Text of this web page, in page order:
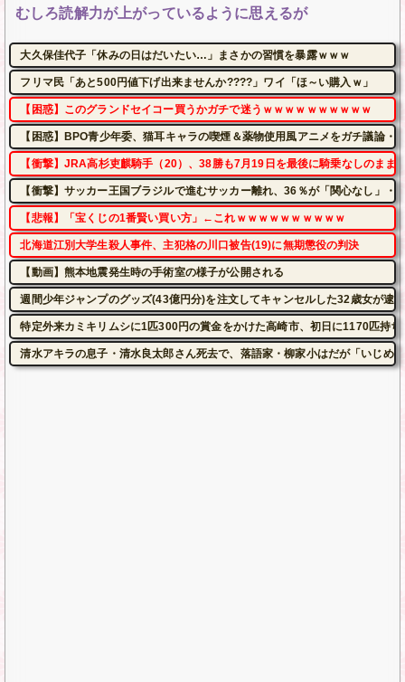
むしろ読解力が上がっているように思えるが
大久保佳代子「休みの日はだいたい…」まさかの習慣を暴露ｗｗｗ
フリマ民「あと500円値下げ出来ませんか????」ワイ「ほ～い購入ｗ」
【困惑】このグランドセイコー買うかガチで迷うｗｗｗｗｗｗｗｗｗｗ
【困惑】BPO青少年委、猫耳キャラの喫煙＆薬物使用風アニメをガチ議論・
【衝撃】JRA高杉吏麒騎手（20）、38勝も7月19日を最後に騎乗なしのまま
【衝撃】サッカー王国ブラジルで進むサッカー離れ、36％が「関心なし」・
【悲報】「宝くじの1番賢い買い方」←これｗｗｗｗｗｗｗｗｗｗ
北海道江別大学生殺人事件、主犯格の川口被告(19)に無期懲役の判決
【動画】熊本地震発生時の手術室の様子が公開される
週間少年ジャンプのグッズ(43億円分)を注文してキャンセルした32歳女が逮捕
特定外来カミキリムシに1匹300円の賞金をかけた高崎市、初日に1170匹持ち
清水アキラの息子・清水良太郎さん死去で、落語家・柳家小はだが「いじめ